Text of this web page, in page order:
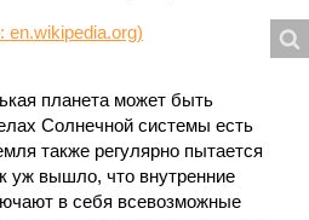
планета может быть
Солнечной системы есть
также регулярно пытается
уж вышло, что внутренние
в себя всевозможные